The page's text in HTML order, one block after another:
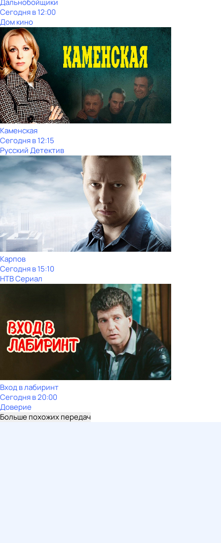
Дальнобойщики
Сегодня в 12:00
Дом кино
Каменская
Сегодня в 12:15
Русский Детектив
Карпов
Сегодня в 15:10
НТВ Сериал
Вход в лабиринт
Сегодня в 20:00
Доверие
Больше похожих передач